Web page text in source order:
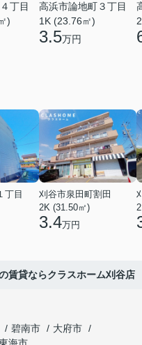
丁目
)
高浜市論地町３丁目
1K (23.76㎡)
3.5万円
丁目
刈谷市泉田町割田
2K (31.50㎡)
3.4万円
貸ならクラスホーム刈谷店
碧南市
大府市